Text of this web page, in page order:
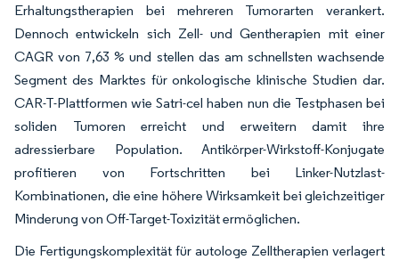
Erhaltungstherapien bei mehreren Tumorarten verankert.
Dennoch entwickeln sich Zell- und Gentherapien mit einer
CAGR von 7,63 % und stellen das am schnellsten wachsende
Segment des Marktes für onkologische klinische Studien dar.
CAR-T-Plattformen wie Satri-cel haben nun die Testphasen bei
soliden Tumoren erreicht und erweitern damit ihre
adressierbare Population. Antikörper-Wirkstoff-Konjugate
profitieren von Fortschritten bei Linker-Nutzlast-
Kombinationen, die eine höhere Wirksamkeit bei gleichzeitiger
Minderung von Off-Target-Toxizität ermöglichen.
Die Fertigungskomplexität für autologe Zelltherapien verlagert